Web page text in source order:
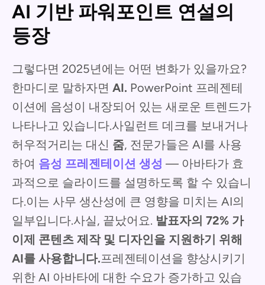
AI 기반 파워포인트 연설의
등장
그렇다면 2025년에는 어떤 변화가 있을까요?
한마디로 말하자면 AI. PowerPoint 프레젠테
이션에 음성이 내장되어 있는 새로운 트렌드가
나타나고 있습니다.사일런트 데크를 보내거나
허우적거리는 대신 줌, 전문가들은 AI를 사용
하여 음성 프레젠테이션 생성 — 아바타가 효
과적으로 슬라이드를 설명하도록 할 수 있습니
다.이는 사무 생산성에 큰 영향을 미치는 AI의
일부입니다.사실, 끝났어요. 발표자의 72% 가
이제 콘텐츠 제작 및 디자인을 지원하기 위해
AI를 사용합니다.프레젠테이션을 향상시키기
위한 AI 아바타에 대한 수요가 증가하고 있습